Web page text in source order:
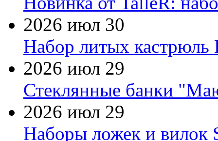
2026 июл 30
Набор литых кастрюль
2026 июл 29
Стеклянные банки
2026 июл 29
Наборы ложек и вилок